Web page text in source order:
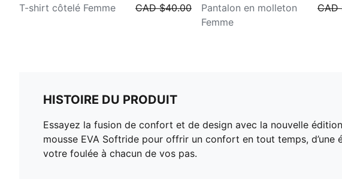
T-shirt côtelé Femme
CAD $40.00
Pantalon en molleton
Femme
CAD
HISTOIRE DU PRODUIT
Essayez la fusion de confort et de design avec la nouvelle
mousse EVA Softride pour offrir un confort en tout temps,
votre foulée à chacun de vos pas.